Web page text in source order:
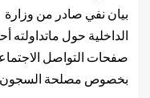
بيان نفي صادر من وزارة
الداخلية حول ماتداولته
صفحات التواصل
بخصوص مصلحة السجون